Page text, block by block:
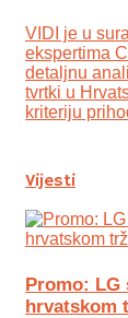
VIDI je u
ekspertima
detaljnu
tvrtki u
kriteriju
Vijesti
Promo: LG
hrvatskom